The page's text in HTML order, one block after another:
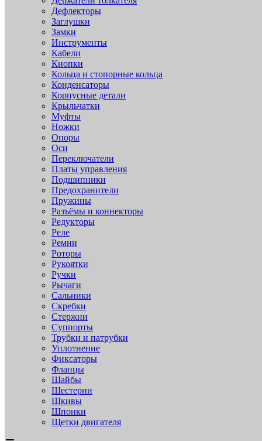
Дефлекторы
Заглушки
Замки
Инструменты
Кабели
Кнопки
Кольца и стопорные кольца
Конденсаторы
Корпусные детали
Крыльчатки
Муфты
Ножки
Опоры
Оси
Переключатели
Платы управления
Подшипники
Предохранители
Пружины
Разъёмы и коннекторы
Редукторы
Реле
Ремни
Роторы
Рукоятки
Ручки
Рычаги
Сальники
Скребки
Стержни
Суппорты
Трубки и патрубки
Уплотнение
Фиксаторы
Фланцы
Шайбы
Шестерни
Шкивы
Шпонки
Щетки двигателя